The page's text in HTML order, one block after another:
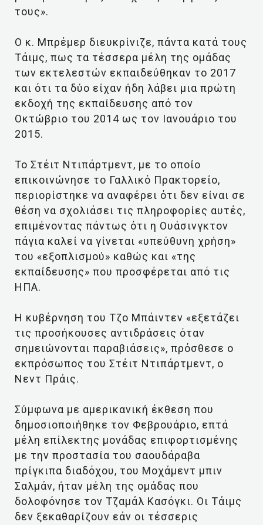
τους».
Ο κ. Μπρέμερ διευκρίνιζε, πάντα κατά τους
Τάιμς, πως τα τέσσερα μέλη της ομάδας
των εκτελεστών εκπαιδεύθηκαν το 2017
και ότι τα δύο είχαν ήδη λάβει μια πρώτη
εκδοχή της εκπαίδευσης από τον
Οκτώβριο του 2014 ως τον Ιανουάριο του
2015.
Το Στέιτ Ντιπάρτμεντ, με το οποίο
επικοινώνησε το Γαλλικό Πρακτορείο,
περιορίστηκε να αναφέρει ότι δεν είναι σε
θέση να σχολιάσει τις πληροφορίες αυτές,
επιμένοντας πάντως ότι η Ουάσινγκτον
πάγια καλεί να γίνεται «υπεύθυνη χρήση»
του «εξοπλισμού» καθώς και «της
εκπαίδευσης» που προσφέρεται από τις
ΗΠΑ.
Η κυβέρνηση του Τζο Μπάιντεν «εξετάζει
τις προσήκουσες αντιδράσεις όταν
σημειώνονται παραβιάσεις», πρόσθεσε ο
εκπρόσωπος του Στέιτ Ντιπάρτμεντ, ο
Νεντ Πράις.
Σύμφωνα με αμερικανική έκθεση που
δημοσιοποιήθηκε τον Φεβρουάριο, επτά
μέλη επίλεκτης μονάδας επιφορτισμένης
με την προστασία του σαουδάραβα
πρίγκιπα διαδόχου, του Μοχάμεντ μπιν
Σαλμάν, ήταν μέλη της ομάδας που
δολοφόνησε τον Τζαμάλ Κασόγκι. Οι Τάιμς
δεν ξεκαθαρίζουν εάν οι τέσσερις